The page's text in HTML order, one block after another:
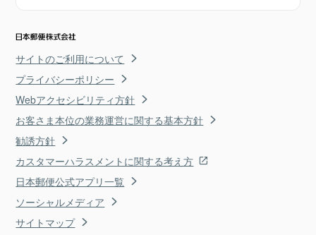
サイトのご利用について
プライバシーポリシー
Webアクセシビリティ方針
お客さま本位の業務運営に関する基本方針
勧誘方針
カスタマーハラスメントに関する考え方
日本郵便公式アプリ一覧
ソーシャルメディア
サイトマップ